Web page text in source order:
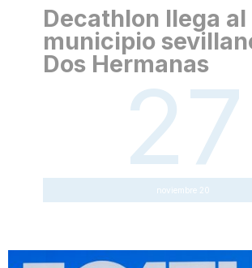
Decathlon llega al
municipio
Dos Hermanas
27
noviembre 20